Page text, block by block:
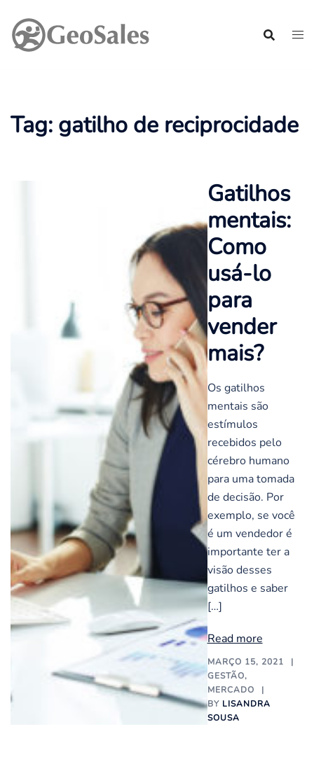
para
Tag: gatilho de reciprocidade
Gatilhos
mentais:
Como
usá-lo
para
vender
mais?
Os gatilhos
mentais são
estímulos
recebidos pelo
cérebro humano
para uma tomada
de decisão. Por
exemplo, se você
é um vendedor é
importante ter a
visão desses
gatilhos e saber
[…]
Read more
MARÇO 15, 2021
GESTÃO,
MERCADO
BY LISANDRA
SOUSA